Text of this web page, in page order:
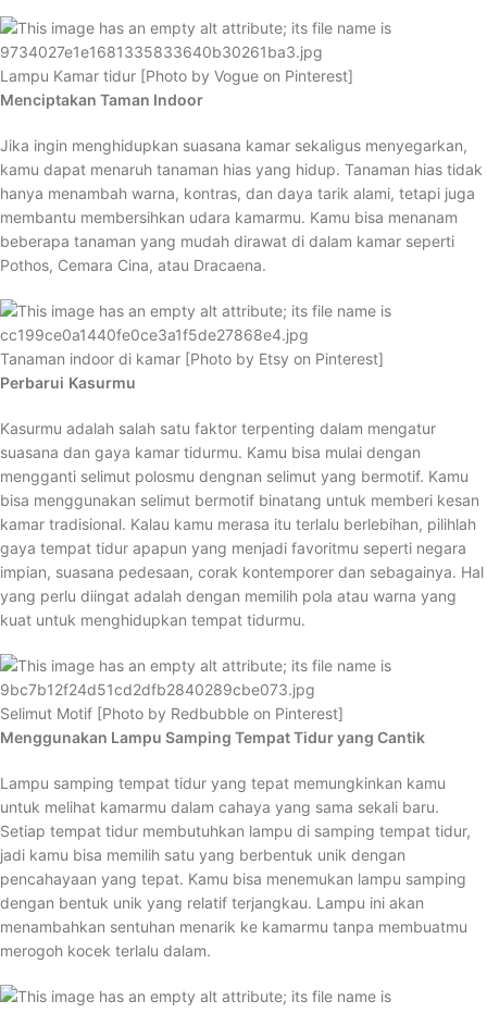
Lampu Kamar tidur [Photo by Vogue on Pinterest]
Menciptakan Taman Indoor
Jika ingin menghidupkan suasana kamar sekaligus menyegarkan,
kamu dapat menaruh tanaman hias yang hidup. Tanaman hias tidak
hanya menambah warna, kontras, dan daya tarik alami, tetapi juga
membantu membersihkan udara kamarmu. Kamu bisa menanam
beberapa tanaman yang mudah dirawat di dalam kamar seperti
Pothos, Cemara Cina, atau Dracaena.
Tanaman indoor di kamar [Photo by Etsy on Pinterest]
Perbarui Kasurmu
Kasurmu adalah salah satu faktor terpenting dalam mengatur
suasana dan gaya kamar tidurmu. Kamu bisa mulai dengan
mengganti selimut polosmu dengnan selimut yang bermotif. Kamu
bisa menggunakan selimut bermotif binatang untuk memberi kesan
kamar tradisional. Kalau kamu merasa itu terlalu berlebihan, pilihlah
gaya tempat tidur apapun yang menjadi favoritmu seperti negara
impian, suasana pedesaan, corak kontemporer dan sebagainya. Hal
yang perlu diingat adalah dengan memilih pola atau warna yang
kuat untuk menghidupkan tempat tidurmu.
Selimut Motif [Photo by Redbubble on Pinterest]
Menggunakan Lampu Samping Tempat Tidur yang Cantik
Lampu samping tempat tidur yang tepat memungkinkan kamu
untuk melihat kamarmu dalam cahaya yang sama sekali baru.
Setiap tempat tidur membutuhkan lampu di samping tempat tidur,
jadi kamu bisa memilih satu yang berbentuk unik dengan
pencahayaan yang tepat. Kamu bisa menemukan lampu samping
dengan bentuk unik yang relatif terjangkau. Lampu ini akan
menambahkan sentuhan menarik ke kamarmu tanpa membuatmu
merogoh kocek terlalu dalam.